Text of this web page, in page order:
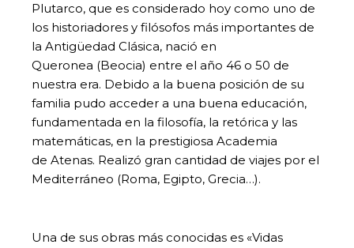
Plutarco, que es considerado hoy como uno de
los historiadores y filósofos más importantes de
la Antigüedad Clásica, nació en
Queronea (Beocia) entre el año 46 o 50 de
nuestra era. Debido a la buena posición de su
familia pudo acceder a una buena educación,
fundamentada en la filosofía, la retórica y las
matemáticas, en la prestigiosa Academia
de Atenas. Realizó gran cantidad de viajes por el
Mediterráneo (Roma, Egipto, Grecia…).
Una de sus obras más conocidas es «Vidas